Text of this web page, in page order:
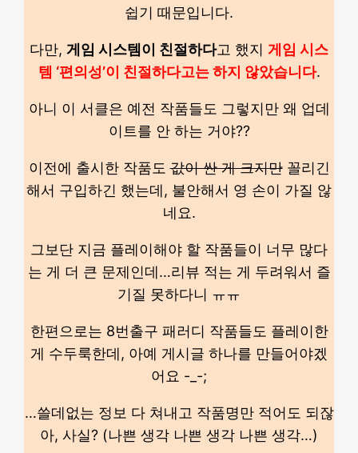
쉽기 때문입니다.
다만, 게임 시스템이 친절하다고 했지 게임 시스
템 ‘편의성’이 친절하다고는 하지 않았습니다.
아니 이 서클은 예전 작품들도 그렇지만 왜 업데
이트를 안 하는 거야??
이전에 출시한 작품도값이 싼 게 크지만꼴리긴
해서 구입하긴 했는데, 불안해서 영 손이 가질 않
네요.
그보단 지금 플레이해야 할 작품들이 너무 많다
는 게 더 큰 문제인데…리뷰 적는 게 두려워서 즐
기질 못하다니 ㅠㅠ
한편으로는 8번출구 패러디 작품들도 플레이한
게 수두룩한데, 아예 게시글 하나를 만들어야겠
어요 -_-;
…쓸데없는 정보 다 쳐내고 작품명만 적어도 되잖
아, 사실? (나쁜 생각 나쁜 생각 나쁜 생각…)